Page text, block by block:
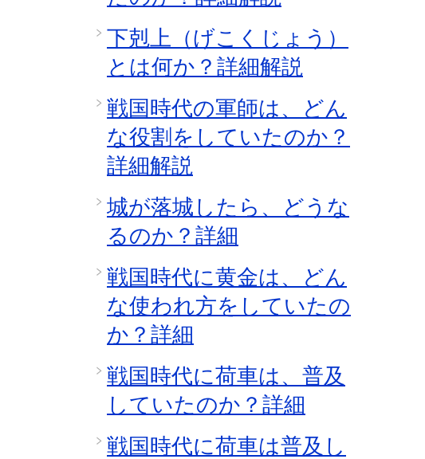
下剋上（げこくじょう）
とは何か？詳細解説
戦国時代の軍師は、どん
な役割をしていたのか？
詳細解説
城が落城したら、どうな
るのか？詳細
戦国時代に黄金は、どん
な使われ方をしていたの
か？詳細
戦国時代に荷車は、普及
していたのか？詳細
戦国時代に荷車は普及し